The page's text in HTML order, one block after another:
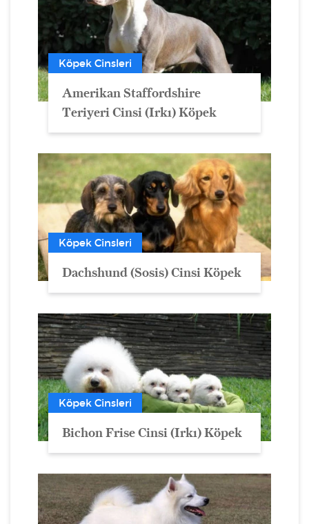
Köpek Cinsleri
Amerikan Staffordshire
Teriyeri Cinsi (Irkı) Köpek
Köpek Cinsleri
Dachshund (Sosis) Cinsi Köpek
Köpek Cinsleri
Bichon Frise Cinsi (Irkı) Köpek